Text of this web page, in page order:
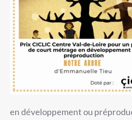
en développement ou